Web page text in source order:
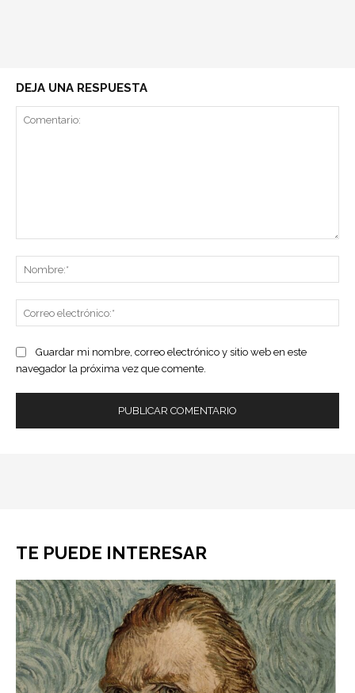
DEJA UNA RESPUESTA
Guardar mi nombre, correo electrónico y sitio web en este
navegador la próxima vez que comente.
TE PUEDE INTERESAR